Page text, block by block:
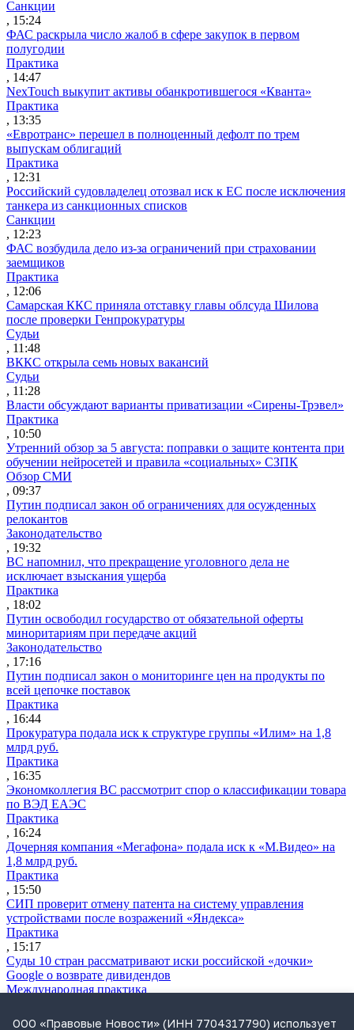
Санкции
, 15:24
ФАС раскрыла число жалоб в сфере закупок в первом
полугодии
Практика
, 14:47
NexTouch выкупит активы обанкротившегося «Кванта»
Практика
, 13:35
«Евротранс» перешел в полноценный дефолт по трем
выпускам облигаций
Практика
, 12:31
Российский судовладелец отозвал иск к ЕС после исключения
танкера из санкционных списков
Санкции
, 12:23
ФАС возбудила дело из-за ограничений при страховании
заемщиков
Практика
, 12:06
Самарская ККС приняла отставку главы облсуда Шилова
после проверки Генпрокуратуры
Судьи
, 11:48
ВККС открыла семь новых вакансий
Судьи
, 11:28
Власти обсуждают варианты приватизации «Сирены-Трэвел»
Практика
, 10:50
Утренний обзор за 5 августа: поправки о защите контента при
обучении нейросетей и правила «социальных» СЗПК
Обзор СМИ
, 09:37
Путин подписал закон об ограничениях для осужденных
релокантов
Законодательство
, 19:32
ВС напомнил, что прекращение уголовного дела не
исключает взыскания ущерба
Практика
, 18:02
Путин освободил государство от обязательной оферты
миноритариям при передаче акций
Законодательство
, 17:16
Путин подписал закон о мониторинге цен на продукты по
всей цепочке поставок
Практика
, 16:44
Прокуратура подала иск к структуре группы «Илим» на 1,8
млрд руб.
Практика
, 16:35
Экономколлегия ВС рассмотрит спор о классификации товара
по ВЭД ЕАЭС
Практика
, 16:24
Дочерняя компания «Мегафона» подала иск к «М.Видео» на
1,8 млрд руб.
Практика
, 15:50
СИП проверит отмену патента на систему управления
устройствами после возражений «Яндекса»
Практика
, 15:17
Суды 10 стран рассматривают иски российской «дочки»
Google о возврате дивидендов
Международная практика
ФАС раскрыла схему ограничения конкуренции в СРО
ООО «Правовые Новости» (ИНН 7704317790) использует